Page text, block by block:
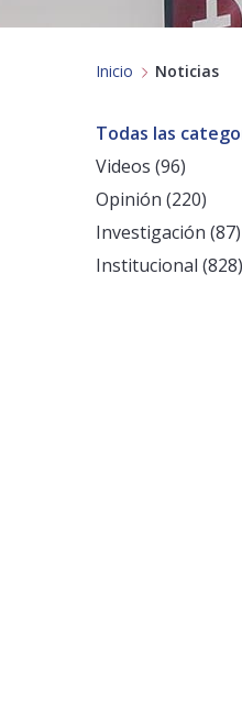
Inicio Noticias
Todas las
Videos (96)
Opinión (220)
Investigación (87)
Institucional (828)